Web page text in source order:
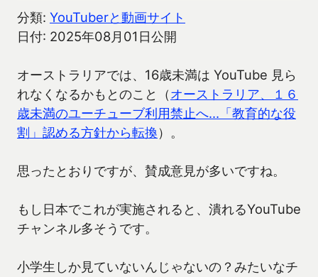
分類: YouTuberと動画サイト
日付: 2025年08月01日公開
オーストラリアでは、16歳未満は YouTube 見ら
れなくなるかもとのこと（オーストラリア、１６
歳未満のユーチューブ利用禁止へ…「教育的な役
割」認める方針から転換）。
思ったとおりですが、賛成意見が多いですね。
もし日本でこれが実施されると、潰れるYouTube
チャンネル多そうです。
小学生しか見ていないんじゃないの？みたいなチ